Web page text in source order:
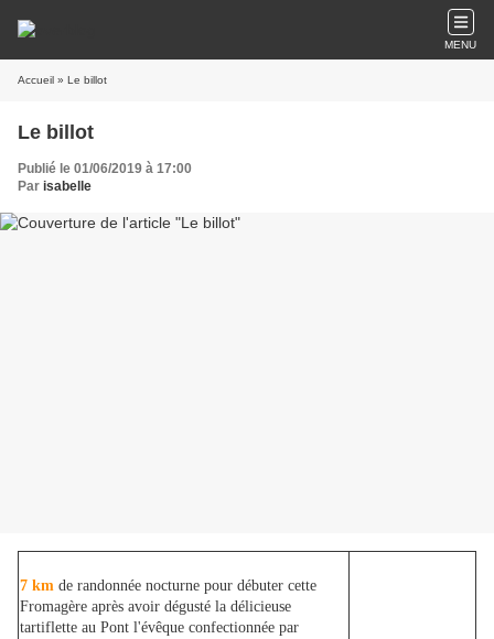
MENU
Accueil » Le billot
Le billot
Publié le 01/06/2019 à 17:00
Par isabelle
7 km de randonnée nocturne pour débuter cette
Fromagère après avoir dégusté la délicieuse
tartiflette au Pont l'évêque confectionnée par